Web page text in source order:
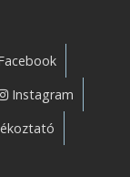
Instagram